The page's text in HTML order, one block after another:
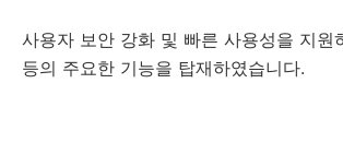
사용자 보안 강화 및 빠른 사용성을 지원
등의 주요한 기능을 탑재하였습니다.